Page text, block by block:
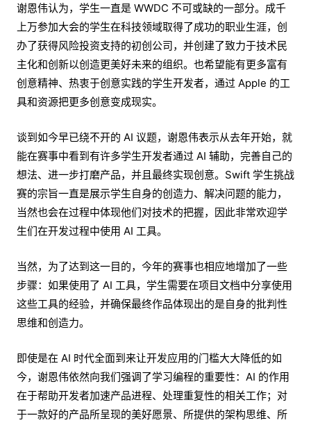
谢恩伟认为，学生一直是 WWDC 不可或缺的一部分。成千
上万参加大会的学生在科技领域取得了成功的职业生涯，创
办了获得风险投资支持的初创公司，并创建了致力于技术民
主化和创新以创造更美好未来的组织。也希望能有更多富有
创意精神、热衷于创意实践的学生开发者，通过 Apple 的工
具和资源把更多创意变成现实。
谈到如今早已绕不开的 AI 议题，谢恩伟表示从去年开始，就
能在赛事中看到有许多学生开发者通过 AI 辅助，完善自己的
想法、进一步打磨产品，并且最终实现创意。Swift 学生挑战
赛的宗旨一直是展示学生自身的创造力、解决问题的能力，
当然也会在过程中体现他们对技术的把握，因此非常欢迎学
生们在开发过程中使用 AI 工具。
当然，为了达到这一目的，今年的赛事也相应地增加了一些
步骤：如果使用了 AI 工具，学生需要在项目文档中分享使用
这些工具的经验，并确保最终作品体现出的是自身的批判性
思维和创造力。
即使是在 AI 时代全面到来让开发应用的门槛大大降低的如
今，谢恩伟依然向我们强调了学习编程的重要性：AI 的作用
在于帮助开发者加速产品进程、处理重复性的相关工作；对
于一款好的产品所呈现的美好愿景、所提供的架构思维、所